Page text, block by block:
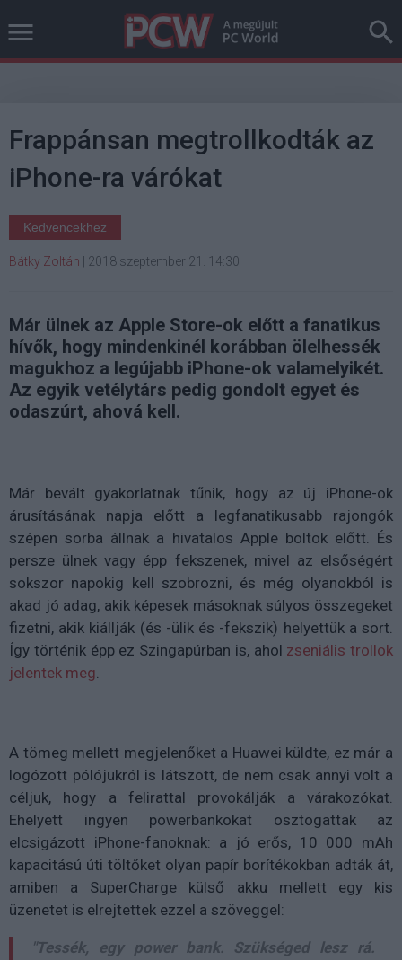
Frappánsan megtrollkodták az
iPhone-ra várókat
Kedvencekhez
Bátky Zoltán 2018 szeptember 21. 14:30
Már ülnek az Apple Store-ok előtt a fanatikus
hívők, hogy mindenkinél korábban ölelhessék
magukhoz a legújabb iPhone-ok valamelyikét.
Az egyik vetélytárs pedig gondolt egyet és
odaszúrt, ahová kell.
Már bevált gyakorlatnak tűnik, hogy az új iPhone-ok
árusításának napja előtt a legfanatikusabb rajongók
szépen sorba állnak a hivatalos Apple boltok előtt. És
persze ülnek vagy épp fekszenek, mivel az elsőségért
sokszor napokig kell szobrozni, és még olyanokból is
akad jó adag, akik képesek másoknak súlyos összegeket
fizetni, akik kiállják (és -ülik és -fekszik) helyettük a sort.
Így történik épp ez Szingapúrban is, ahol zseniális trollok
jelentek meg.
A tömeg mellett megjelenőket a Huawei küldte, ez már a
logózott pólójukról is látszott, de nem csak annyi volt a
céljuk, hogy a felirattal provokálják a várakozókat.
Ehelyett ingyen powerbankokat osztogattak az
elcsigázott iPhone-fanoknak: a jó erős, 10 000 mAh
kapacitású úti töltőket olyan papír borítékokban adták át,
amiben a SuperCharge külső akku mellett egy kis
üzenetet is elrejtettek ezzel a szöveggel:
"Tessék, egy power bank. Szükséged lesz rá.